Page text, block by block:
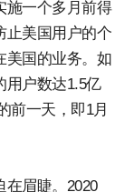
施一个多月前得
止美国用户的个
美国的业务。如
用户数达1.5亿
前一天，即1月
在眉睫。2020